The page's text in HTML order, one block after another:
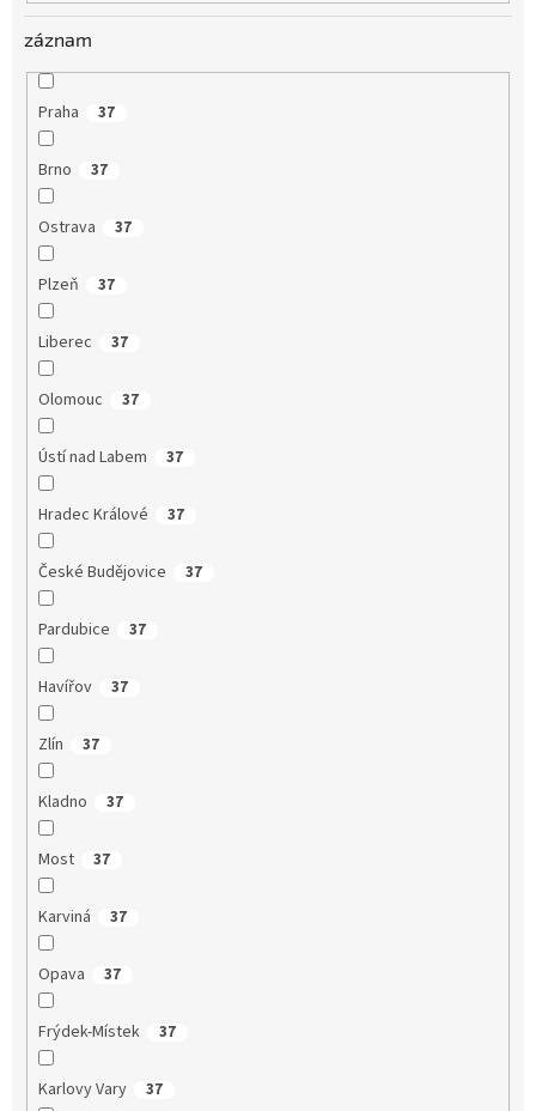
záznam
Praha 37
Brno 37
Ostrava 37
Plzeň 37
Liberec 37
Olomouc 37
Ústí nad Labem 37
Hradec Králové 37
České Budějovice 37
Pardubice 37
Havířov 37
Zlín 37
Kladno 37
Most 37
Karviná 37
Opava 37
Frýdek-Místek 37
Karlovy Vary 37